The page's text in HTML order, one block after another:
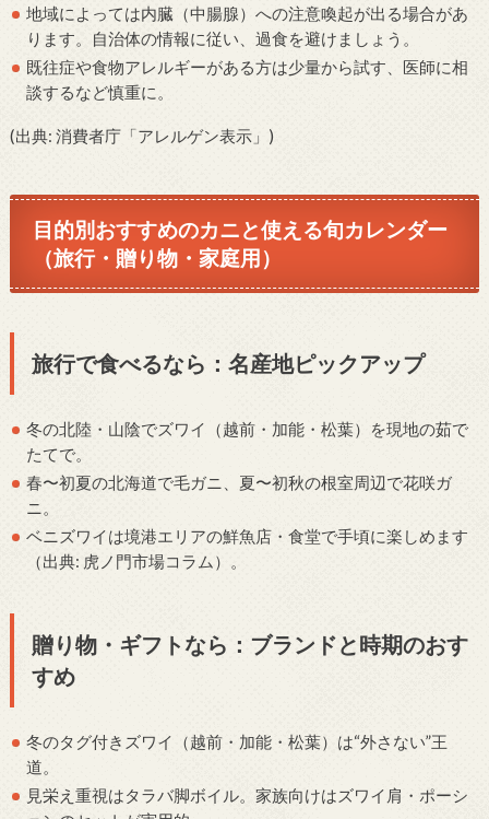
地域によっては内臓（中腸腺）への注意喚起が出る場合があ
ります。自治体の情報に従い、過食を避けましょう。
既往症や食物アレルギーがある方は少量から試す、医師に相
談するなど慎重に。
(出典: 消費者庁「アレルゲン表示」)
目的別おすすめのカニと使える旬カレンダー
（旅行・贈り物・家庭用）
旅行で食べるなら：名産地ピックアップ
冬の北陸・山陰でズワイ（越前・加能・松葉）を現地の茹で
たてで。
春〜初夏の北海道で毛ガニ、夏〜初秋の根室周辺で花咲ガ
ニ。
ベニズワイは境港エリアの鮮魚店・食堂で手頃に楽しめます
（出典: 虎ノ門市場コラム）。
贈り物・ギフトなら：ブランドと時期のおす
すめ
冬のタグ付きズワイ（越前・加能・松葉）は“外さない”王
道。
見栄え重視はタラバ脚ボイル。家族向けはズワイ肩・ポーシ